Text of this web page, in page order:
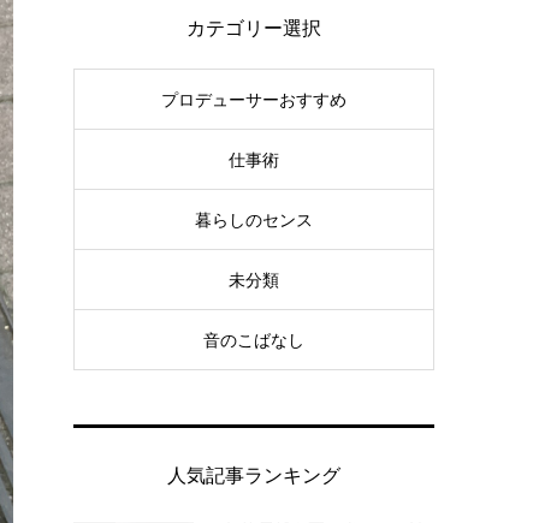
カテゴリー選択
プロデューサーおすすめ
仕事術
暮らしのセンス
未分類
音のこばなし
人気記事ランキング